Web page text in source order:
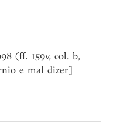
(ff. 159v, col. b,
e mal dizer]